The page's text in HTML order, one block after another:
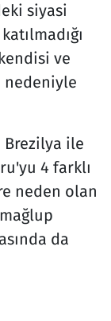
siyasi
ve
nedeniyle
ile
4 farklı
neden olan
da